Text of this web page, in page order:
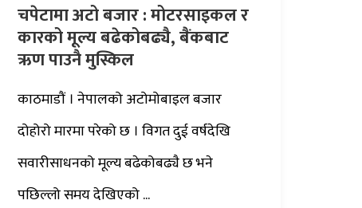
चपेटामा अटो बजार : मोटरसाइकल र
कारको मूल्य बढेकोबढ्यै, बैंकबाट
ऋण पाउनै मुस्किल
काठमाडौं । नेपालको अटोमोबाइल बजार
दोहोरो मारमा परेको छ । विगत दुई वर्षदेखि
सवारीसाधनको मूल्य बढेकोबढ्यै छ भने
पछिल्लो समय देखिएको ...